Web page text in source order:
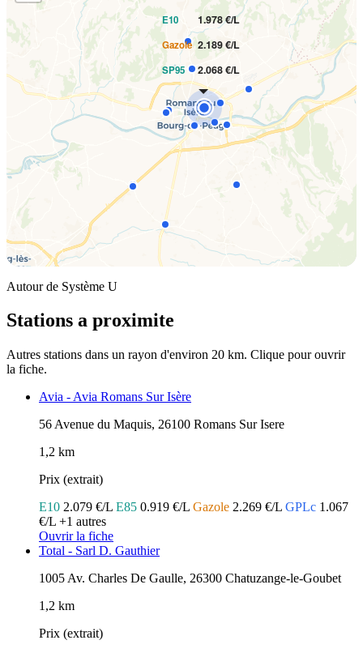
E10 1.978 €/L
Gazole 2.189 €/L
SP95 2.068 €/L
Autour de Système U
Stations a proximite
Autres stations dans un rayon d'environ 20 km. Clique pour ouvrir
la fiche.
Avia - Avia Romans Sur Isère
56 Avenue du Maquis, 26100 Romans Sur Isere
1,2 km
Prix (extrait)
E10 2.079 €/L E85 0.919 €/L Gazole 2.269 €/L GPLc 1.067
€/L +1 autres
Ouvrir la fiche
Total - Sarl D. Gauthier
1005 Av. Charles De Gaulle, 26300 Chatuzange-le-Goubet
1,2 km
Prix (extrait)